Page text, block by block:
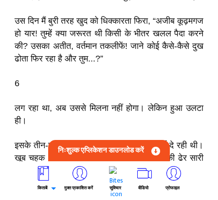
उस दिन मैं बुरी तरह खुद को धिक्कारता फिरा, “अजीब कूढ़मगज
हो यार! तुम्हें क्या जरूरत थी किसी के भीतर खलल पैदा करने
की? उसका अतीत, वर्तमान तकलीफें! जाने कोई कैसे-कैसे दुख
ढोता फिर रहा है और तुम...?”
6
लग रहा था, अब उससे मिलना नहीं होगा। लेकिन हुआ उलटा
ही।
इसके तीन-चार दिन बार मिली, तो खूब खुश दिखाई दे रही थी।
खूब चहक भी रही थी, “नागेश जी, किसी दिन आपकी ढेर सारी
कविताएँ सुनने का मन है, कभी सुनाइएगा? कभी क्यों, आज ही।
मैं कवि न सही, पाठक बहुत अच्छी हूँ। अज्ञेय, धर्मवीर भारती,
सर्वेश्वर और नए से नए कवियों को पढ़ा है। आपको अचरज
निःशुल्क एप्लिकेशन डाउनलोड करें
किताबें मुक्त प्रकाशित करें सुविचार वीडियो प्रोफाइल